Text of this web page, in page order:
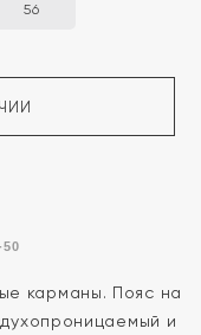
50
56
карманы. Пояс на
и